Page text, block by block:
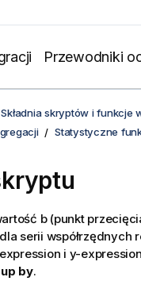
Przewodniki
Składnia skryptów i funkcje
Statystyczne
b (punkt
serii współrzędnych
i y-expression
by.